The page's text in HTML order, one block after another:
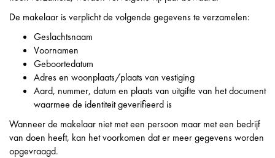
De makelaar is verplicht de volgende gegevens te verzamelen:
Geslachtsnaam
Voornamen
Geboortedatum
Adres en woonplaats/plaats van vestiging
Aard, nummer, datum en plaats van uitgifte van het document
waarmee de identiteit geverifieerd is
Wanneer de makelaar niet met een persoon maar met een bedrijf
van doen heeft, kan het voorkomen dat er meer gegevens worden
opgevraagd.